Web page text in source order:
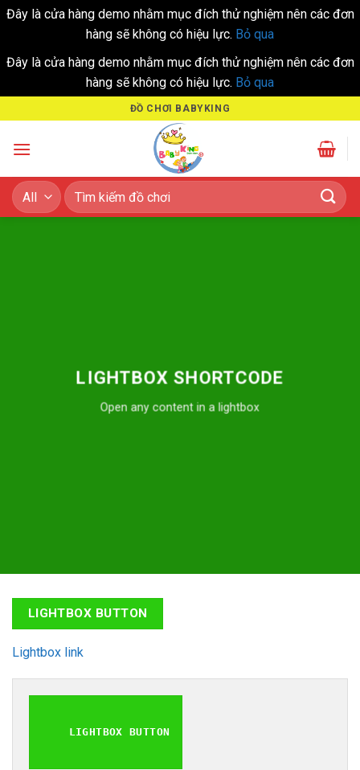
Đây là cửa hàng demo nhằm mục đích thử nghiệm nên các đơn
hàng sẽ không có hiệu lực. Bỏ qua
Đây là cửa hàng demo nhằm mục đích thử nghiệm nên các đơn
hàng sẽ không có hiệu lực. Bỏ qua
to
content
ĐỒ CHƠI BABYKING
Tìm
kiếm:
LIGHTBOX SHORTCODE
Open any content in a lightbox
LIGHTBOX BUTTON
Lightbox link
LIGHTBOX BUTTON